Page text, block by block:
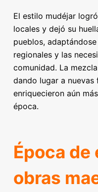
El estilo mudéjar
locales y dejó su
pueblos,
regionales y las
comunidad. La
dando lugar a
enriquecieron aún
época.
Época
obras